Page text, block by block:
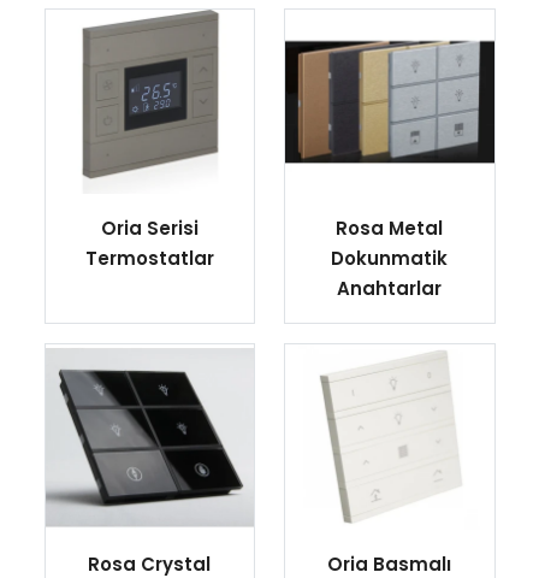
Oria Serisi
Termostatlar
Rosa Metal
Dokunmatik
Anahtarlar
Rosa Crystal
Oria Basmalı